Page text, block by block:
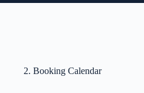
2. Booking Calendar